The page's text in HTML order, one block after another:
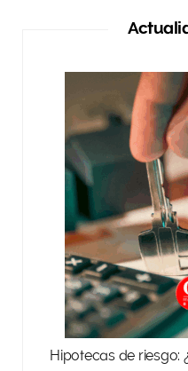
Hipotecas de riesgo: